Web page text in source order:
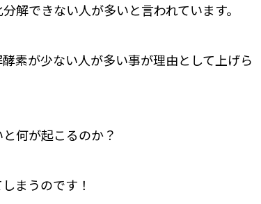
解できない人が多いと言われています。
素が少ない人が多い事が理由として上げら
何が起こるのか？
まうのです！